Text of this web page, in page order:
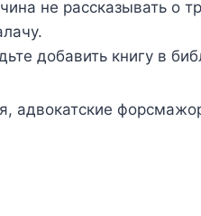
не рассказывать о
добавить книгу в
адвокатские